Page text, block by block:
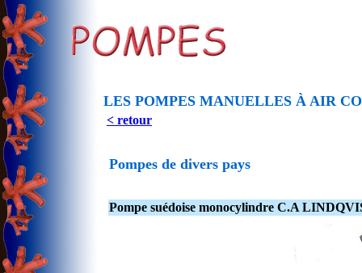
LES POMPES MANUELLES À AIR
< retour
Pompes de divers pays
Pompe suédoise monocylindre C.A